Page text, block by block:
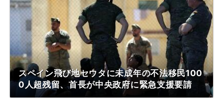
スペイン飛び地セウタに未成年の不法移民100
0人超残留、首長が中央政府に緊急支援要請